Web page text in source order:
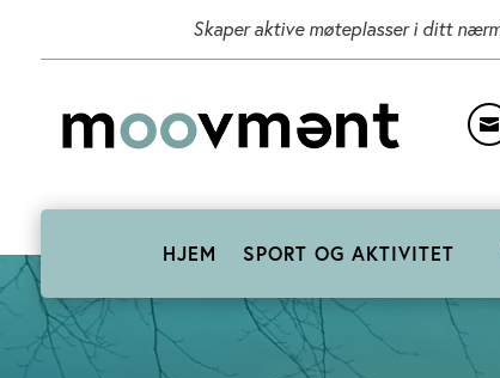
Skaper aktive møteplasser i ditt

HJEM SPORT OG AKTIVITET